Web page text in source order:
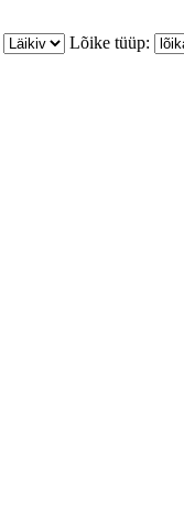
Lõike tüüp: